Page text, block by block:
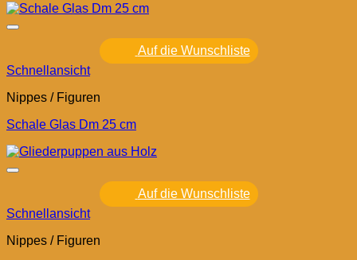
Auf die Wunschliste
Schnellansicht
Nippes / Figuren
Schale Glas Dm 25 cm
Auf die Wunschliste
Schnellansicht
Nippes / Figuren